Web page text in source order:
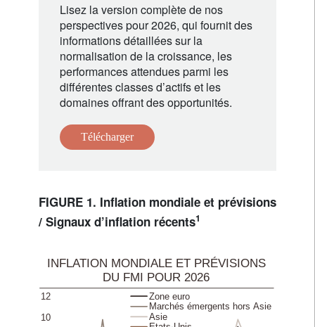
Lisez la version complète de nos
perspectives pour 2026, qui fournit des
informations détaillées sur la
normalisation de la croissance, les
performances attendues parmi les
différentes classes d’actifs et les
domaines offrant des opportunités.
Télécharger
FIGURE 1. Inflation mondiale et prévisions
/ Signaux d’inflation récents1